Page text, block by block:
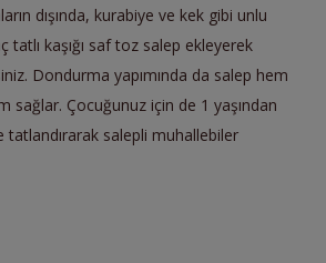
dışında, kurabiye ve kek gibi unlu
tatlı kaşığı saf toz salep ekleyerek
Dondurma yapımında da salep hem
sağlar. Çocuğunuz için de 1 yaşından
salepli muhallebiler